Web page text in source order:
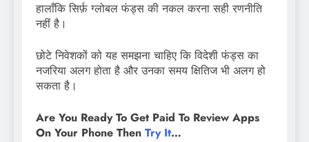
हालाँकि सिर्फ़ ग्लोबल फंड्स की नकल करना सही रणनीति
नहीं है।
छोटे निवेशकों को यह समझना चाहिए कि विदेशी फंड्स का
नजरिया अलग होता है और उनका समय क्षितिज भी अलग हो
सकता है।
Are You Ready To Get Paid To Review Apps
On Your Phone Then Try It…